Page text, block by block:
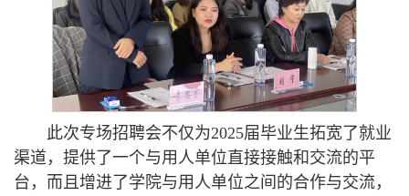
此次专场招聘会不仅为2025届毕业生拓宽了就业
渠道，提供了一个与用人单位直接接触和交流的平
台，而且增进了学院与用人单位之间的合作与交流，